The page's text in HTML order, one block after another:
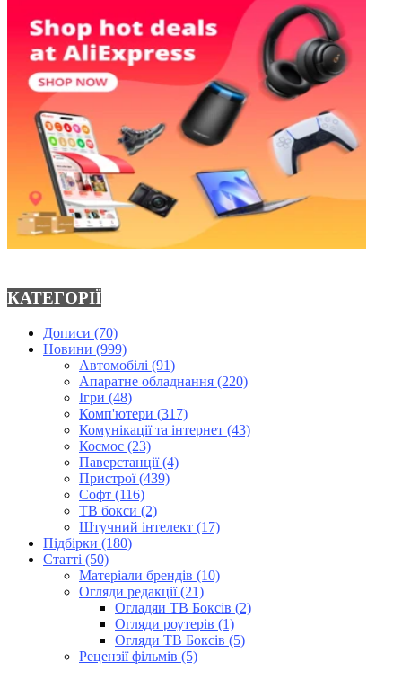
КАТЕГОРІЇ
Дописи (70)
Новини (999)
Автомобілі (91)
Апаратне обладнання (220)
Ігри (48)
Комп'ютери (317)
Комунікації та інтернет (43)
Космос (23)
Паверстанції(4)
Пристрої(439)
Софт (116)
ТВ бокси (2)
Штучний інтелект (17)
Підбірки (180)
Статті (50)
Матеріали брендів (10)
Огляди редакції(21)
Огладяи ТВ Боксів (2)
Огляди роутерів (1)
Огляди ТВ Боксів (5)
Рецензії фільмів (5)